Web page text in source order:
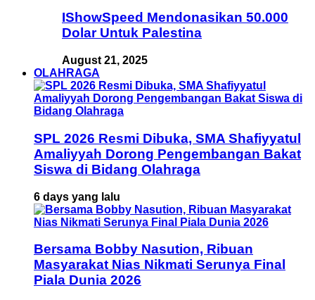
IShowSpeed Mendonasikan 50.000
Dolar Untuk Palestina
August 21, 2025
OLAHRAGA
SPL 2026 Resmi Dibuka, SMA Shafiyyatul
Amaliyyah Dorong Pengembangan Bakat
Siswa di Bidang Olahraga
6 days yang lalu
Bersama Bobby Nasution, Ribuan
Masyarakat Nias Nikmati Serunya Final
Piala Dunia 2026